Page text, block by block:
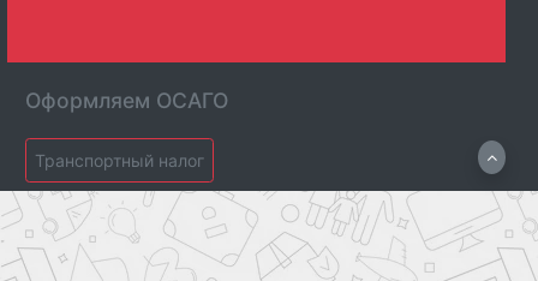
Оформляем ОСАГО
Транспортный налог